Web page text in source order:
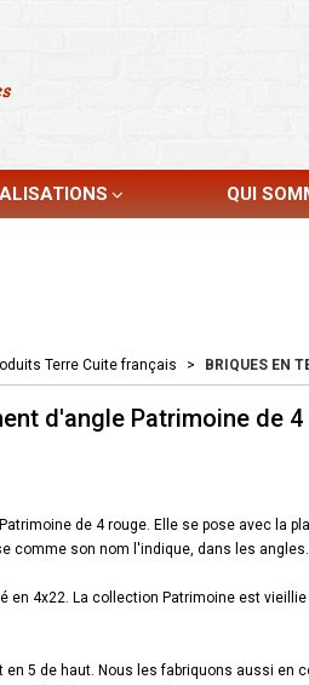
QUI
Terre Cuite français > BRIQUES EN
d'angle Patrimoine de
de 4 rouge. Elle se pose avec la
comme son nom l'indique, dans les angles.
en 4x22. La collection Patrimoine est
en 5 de haut. Nous les fabriquons aussi en